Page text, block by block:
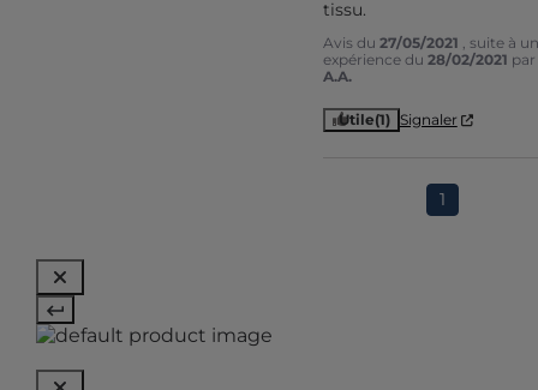
tissu.
Avis du 27/05/2021 , suite à
expérience du 28/02/2021 par
A.A.
Utile(1) Signaler
1